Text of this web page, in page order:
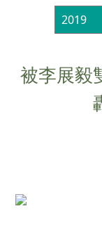
被李展